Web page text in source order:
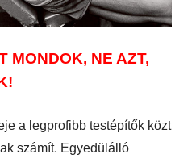
MONDOK, NE AZT,
a legprofibb testépítők közt
számít. Egyedülálló